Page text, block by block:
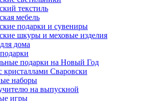
текстиль
мебель
подарки и сувениры
шкуры и меховые изделия
дома
подарки на Новый Год
кристаллами Сваровски
наборы
на выпускной
игры